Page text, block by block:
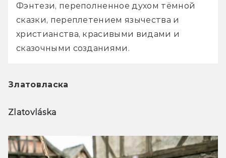
Фэнтези, переполненное духом тёмной
сказки, переплетением язычества и
христианства, красивыми видами и
сказочными созданиями.
Златовласка
Zlatovláska